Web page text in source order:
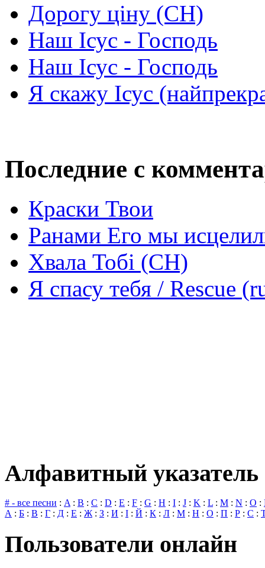
Дорогу ціну (СН)
Наш Ісус - Господь
Наш Ісус - Господь
Я скажу Ісус
Последние с
Краски Твои
Ранами Его мы
Хвала Тобі (СН)
Я спасу тебя / Rescue
Алфавитный указатель
# - все песни : A: B : C : D : E : F : G : H : I : J : K : L : M : N : O :
А : Б : В : Г : Д : Е : Ж: З : И : І : Й : К : Л : М : Н : О : П : Р : С :
Пользователи онлайн